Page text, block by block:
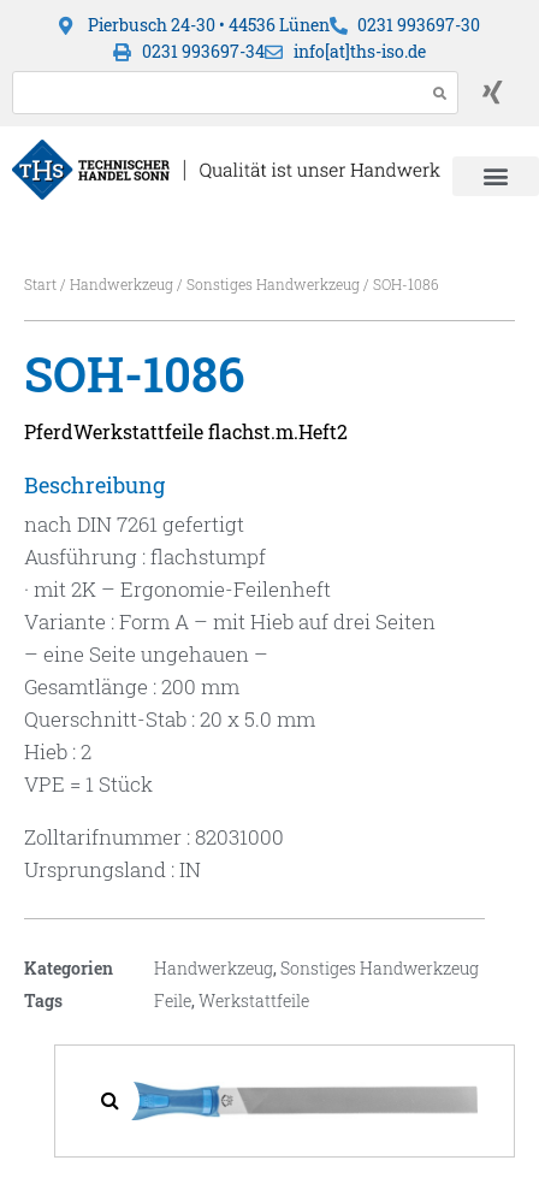
Pierbusch 24-30 • 44536 Lünen
0231 993697-30
0231 993697-34
info[at]ths-iso.de
Start/ Handwerkzeug/ Sonstiges Handwerkzeug/ SOH-1086
SOH-1086
PferdWerkstattfeile flachst.m.Heft2
Beschreibung
nach DIN 7261 gefertigt
Ausführung : flachstumpf
· mit 2K – Ergonomie-Feilenheft
Variante : Form A – mit Hieb auf drei Seiten
– eine Seite ungehauen –
Gesamtlänge : 200 mm
Querschnitt-Stab : 20 x 5.0 mm
Hieb : 2
VPE = 1 Stück
Zolltarifnummer : 82031000
Ursprungsland : IN
Kategorien Handwerkzeug,Sonstiges Handwerkzeug
Tags
Feile,Werkstattfeile